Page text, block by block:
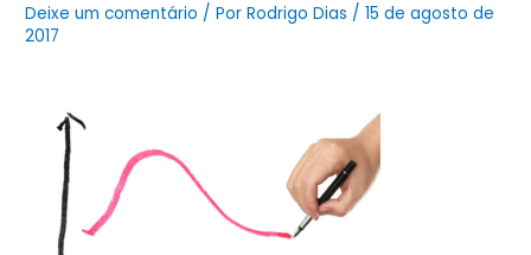
Deixe um comentário / PorRodrigo Dias /15 de agosto de
2017